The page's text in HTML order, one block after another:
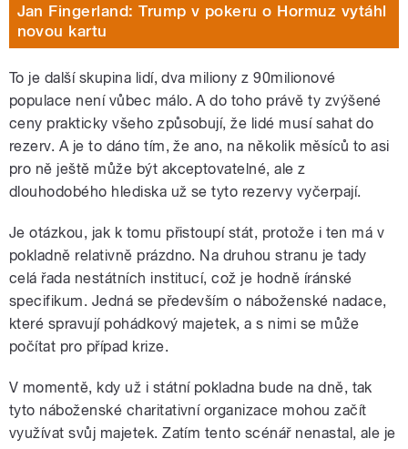
Jan Fingerland: Trump v pokeru o Hormuz vytáhl
novou kartu
To je další skupina lidí, dva miliony z 90milionové
populace není vůbec málo. A do toho právě ty zvýšené
ceny prakticky všeho způsobují, že lidé musí sahat do
rezerv. A je to dáno tím, že ano, na několik měsíců to asi
pro ně ještě může být akceptovatelné, ale z
dlouhodobého hlediska už se tyto rezervy vyčerpají.
Je otázkou, jak k tomu přistoupí stát, protože i ten má v
pokladně relativně prázdno. Na druhou stranu je tady
celá řada nestátních institucí, což je hodně íránské
specifikum. Jedná se především o náboženské nadace,
které spravují pohádkový majetek, a s nimi se může
počítat pro případ krize.
V momentě, kdy už i státní pokladna bude na dně, tak
tyto náboženské charitativní organizace mohou začít
využívat svůj majetek. Zatím tento scénář nenastal, ale je